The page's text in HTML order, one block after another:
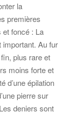
la
premières
et foncé : La
important. Au fur
plus rare et
moins forte et
d’une épilation
pierre sur
deniers sont